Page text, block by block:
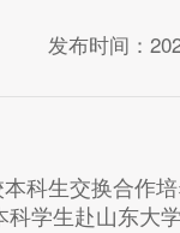
发布时间：
本科生交换合作
科学生赴山东大